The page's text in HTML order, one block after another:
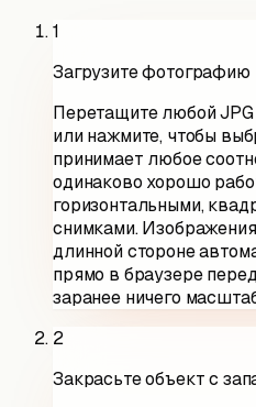
1
Загрузите фотографию
Перетащите любой JPG
или нажмите, чтобы
принимает любое
одинаково хорошо
горизонтальными,
снимками.
длинной стороне
прямо в браузере
заранее ничего
2
Закрасьте объект с